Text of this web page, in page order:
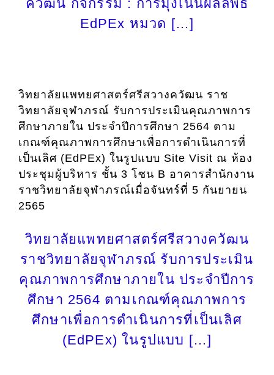
ควัฒน กิจกรรม : การมุ่งเน้นผลลัพธ์
EdPEx หมวด […]
วิทยาลัยแพทยศาสตร์ศรีสวางควัฒน ราช
วิทยาลัยจุฬาภรณ์ รับการประเมินคุณภาพการ
ศึกษาภายใน ประจำปีการศึกษา 2564 ตาม
เกณฑ์คุณภาพการศึกษาเพื่อการดำเนินการที่
เป็นเลิศ (EdPEx) ในรูปแบบ Site Visit ณ ห้อง
ประชุมผู้บริหาร ชั้น 3 โซน B อาคารสำนักงาน
ราชวิทยาลัยจุฬาภรณ์เมื่อจันทร์ที่ 5 กันยายน
2565
วิทยาลัยแพทยศาสตร์ศรีสวางควัฒน
ราชวิทยาลัยจุฬาภรณ์ รับการประเมิน
คุณภาพการศึกษาภายใน ประจำปีการ
ศึกษา 2564 ตามเกณฑ์คุณภาพการ
ศึกษาเพื่อการดำเนินการที่เป็นเลิศ
(EdPEx) ในรูปแบบ […]